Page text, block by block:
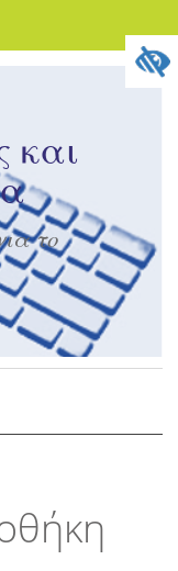
και
το